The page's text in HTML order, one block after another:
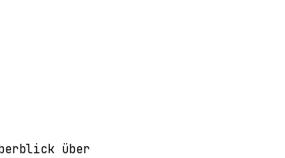
über